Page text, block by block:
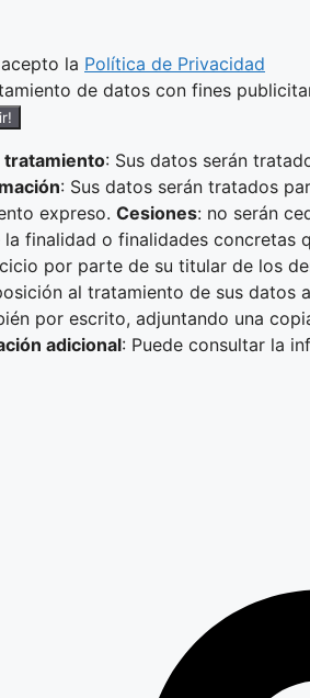
la Política de Privacidad
de datos con fines
tratamiento: Sus datos serán
: Sus datos serán tratados
expreso. Cesiones: no serán
finalidad o finalidades concretas
por parte de su titular de los
al tratamiento de sus
por escrito, adjuntando una
adicional: Puede consultar la